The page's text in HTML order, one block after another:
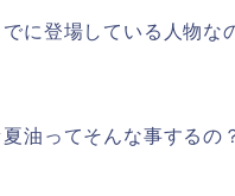
に登場している人物な
油ってそんな事するの